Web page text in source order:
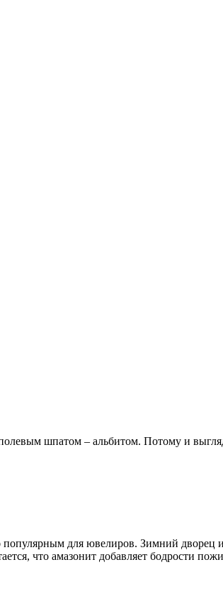
шпатом – альбитом. Потому и
популярным для ювелиров. Зимний
что амазонит добавляет бодрости